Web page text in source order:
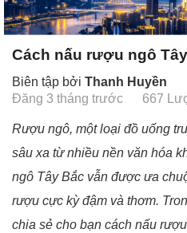
Cách nấu rượu ngô
Biên tập bởi Thanh Huyền
Đăng 3 tháng trước
667
Rượu ngô, một loại đồ uống
sâu xa từ nhiều nền văn hóa
ngô Tây Bắc vẫn được ưa
rượu cực kỳ đậm và thơm.
chia sẻ cho bạn cách nấu